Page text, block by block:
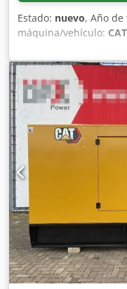
Estado: nuevo, Año
máquina/vehículo:
,
C15, Propósito de uso:
Potencia del
compartimiento de
sí Capacidad del
CN Póngase en
información. = Más
Crodpjxvk H Rjfx
- Cisterna